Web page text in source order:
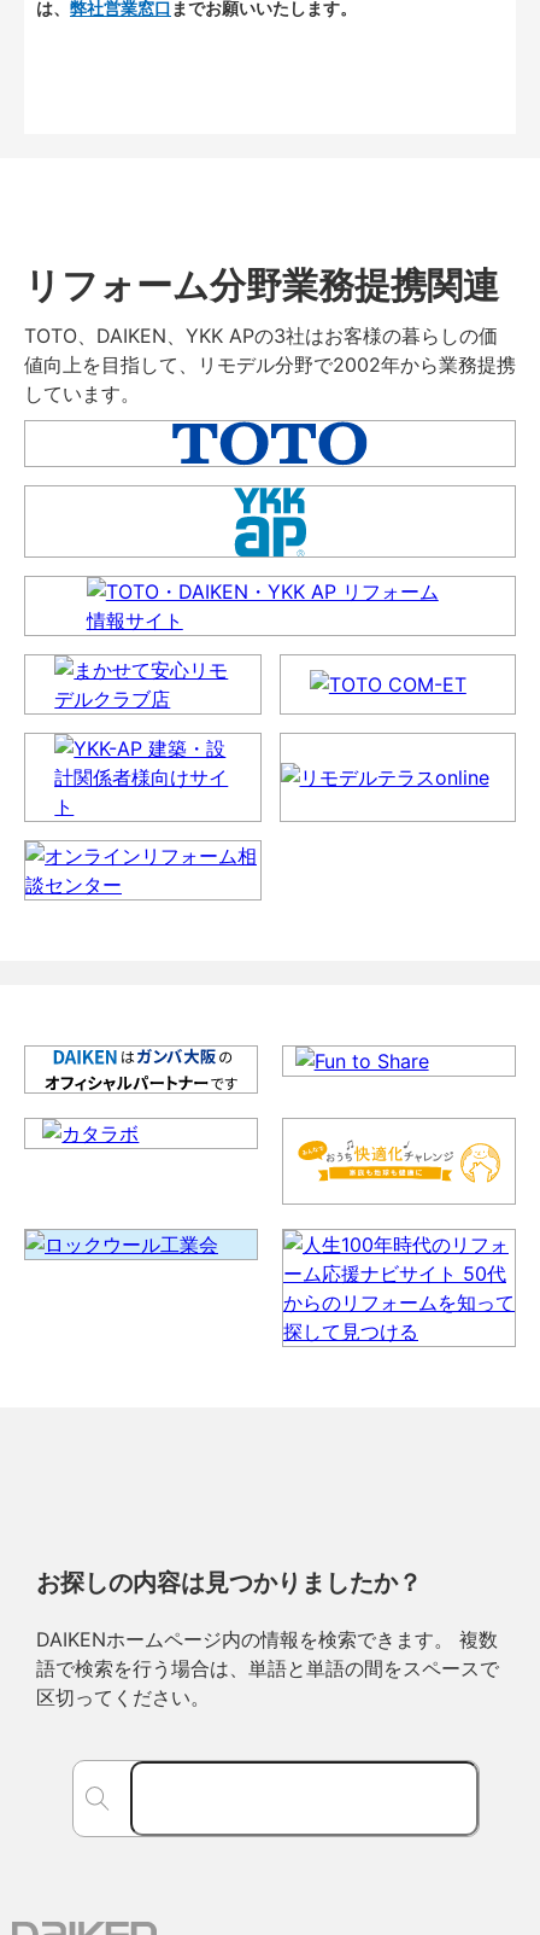
は、 弊社営業窓口 までお願いいたします。
リフォーム分野業務提携関連
TOTO、DAIKEN、YKK APの3社はお客様の暮らしの価
値向上を目指して、リモデル分野で2002年から業務提携
しています。
お探しの内容は見つかりましたか？
DAIKENホームページ内の情報を検索できます。 複数
語で検索を行う場合は、単語と単語の間をスペースで
区切ってください。